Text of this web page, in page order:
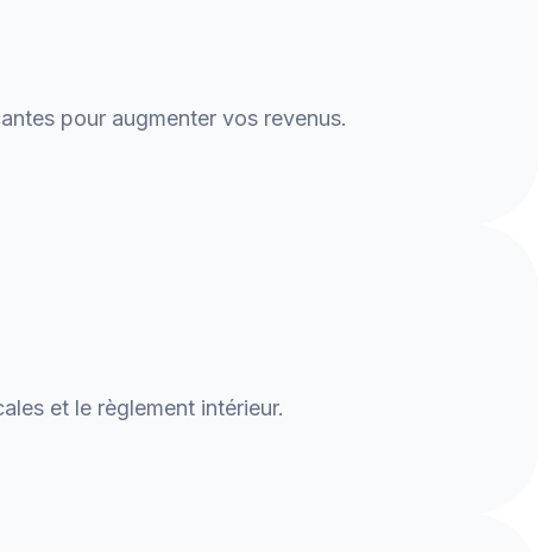
pour augmenter vos revenus.
et le règlement intérieur.